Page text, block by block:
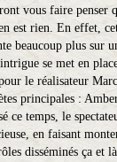
vous faire penser
rien. En effet,
beaucoup plus sur
se met en
le réalisateur
principales :
ce temps, le
en faisant
disséminés ça